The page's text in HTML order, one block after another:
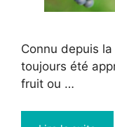
Connu depuis
toujours été
fruit ou …